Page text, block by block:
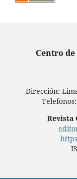
Centro
Dirección:
Revista